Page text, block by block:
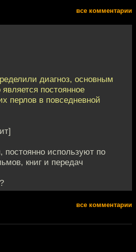
все комментарии
диагноз, основным
постоянное
перлов в повседневной
постоянно используют по
книг и передач
все комментарии